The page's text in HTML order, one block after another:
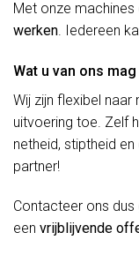
Met onze machines
werken. Iedereen
Wat u van ons
Wij zijn flexibel
uitvoering toe. Zelf
netheid, stiptheid
partner!
Contacteer ons
een vrijblijvende